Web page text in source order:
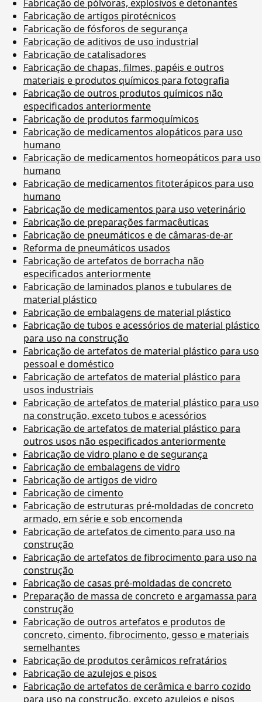
Fabricação de pólvoras, explosivos e detonantes
Fabricação de artigos pirotécnicos
Fabricação de fósforos de segurança
Fabricação de aditivos de uso industrial
Fabricação de catalisadores
Fabricação de chapas, filmes, papéis e outros
materiais e produtos químicos para fotografia
Fabricação de outros produtos químicos não
especificados anteriormente
Fabricação de produtos farmoquímicos
Fabricação de medicamentos alopáticos para uso
humano
Fabricação de medicamentos homeopáticos para uso
humano
Fabricação de medicamentos fitoterápicos para uso
humano
Fabricação de medicamentos para uso veterinário
Fabricação de preparações farmacêuticas
Fabricação de pneumáticos e de câmaras-de-ar
Reforma de pneumáticos usados
Fabricação de artefatos de borracha não
especificados anteriormente
Fabricação de laminados planos e tubulares de
material plástico
Fabricação de embalagens de material plástico
Fabricação de tubos e acessórios de material plástico
para uso na construção
Fabricação de artefatos de material plástico para uso
pessoal e doméstico
Fabricação de artefatos de material plástico para
usos industriais
Fabricação de artefatos de material plástico para uso
na construção, exceto tubos e acessórios
Fabricação de artefatos de material plástico para
outros usos não especificados anteriormente
Fabricação de vidro plano e de segurança
Fabricação de embalagens de vidro
Fabricação de artigos de vidro
Fabricação de cimento
Fabricação de estruturas pré-moldadas de concreto
armado, em série e sob encomenda
Fabricação de artefatos de cimento para uso na
construção
Fabricação de artefatos de fibrocimento para uso na
construção
Fabricação de casas pré-moldadas de concreto
Preparação de massa de concreto e argamassa para
construção
Fabricação de outros artefatos e produtos de
concreto, cimento, fibrocimento, gesso e materiais
semelhantes
Fabricação de produtos cerâmicos refratários
Fabricação de azulejos e pisos
Fabricação de artefatos de cerâmica e barro cozido
para uso na construção, exceto azulejos e pisos